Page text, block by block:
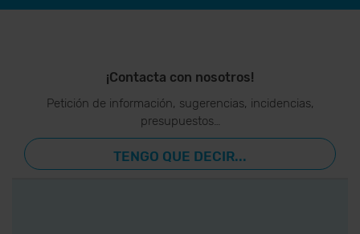
¡Contacta con nosotros!
Petición de información, sugerencias, incidencias,
presupuestos…
TENGO QUE DECIR...